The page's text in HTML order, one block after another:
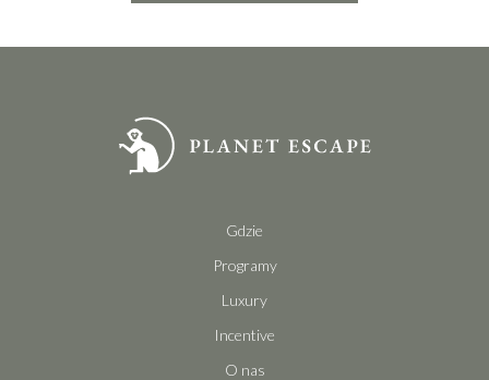
Gdzie
Programy
Luxury
Incentive
O nas